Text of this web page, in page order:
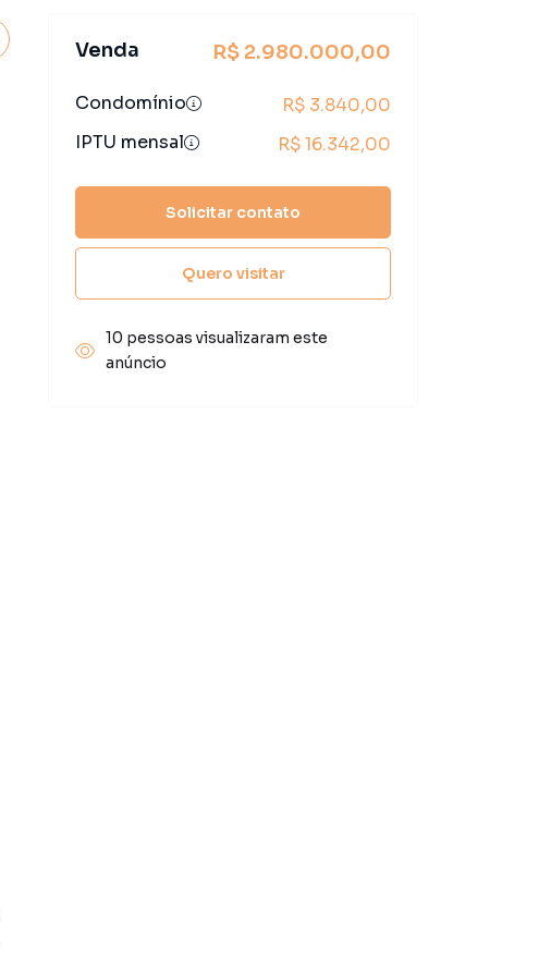
Venda R$ 2.980.000,00
Condomínio
R$ 3.840,00
IPTU mensal
R$ 16.342,00
Solicitar contato
Quero visitar
10 pessoas visualizaram este
anúncio